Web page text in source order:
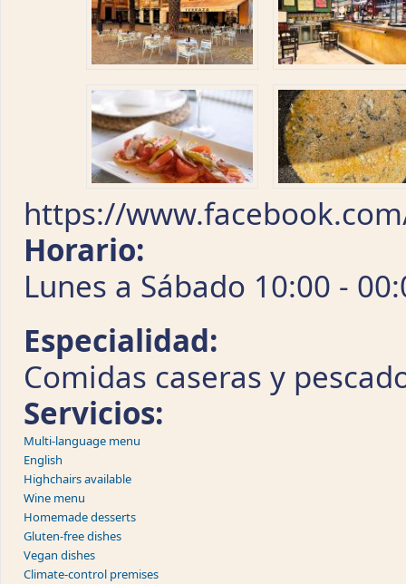
https://
Horario:
Lunes a Sábado 10:00 -
Especialidad:
Comidas caseras y
Servicios:
Multi-language menu
English
Highchairs available
Wine menu
Homemade desserts
Gluten-free dishes
Vegan dishes
Climate-control premises